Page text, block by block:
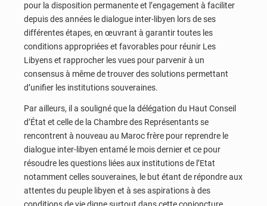
pour la disposition permanente et l’engagement à faciliter
depuis des années le dialogue inter-libyen lors de ses
différentes étapes, en œuvrant à garantir toutes les
conditions appropriées et favorables pour réunir Les
Libyens et rapprocher les vues pour parvenir à un
consensus à même de trouver des solutions permettant
d’unifier les institutions souveraines.
Par ailleurs, il a souligné que la délégation du Haut Conseil
d’État et celle de la Chambre des Représentants se
rencontrent à nouveau au Maroc frère pour reprendre le
dialogue inter-libyen entamé le mois dernier et ce pour
résoudre les questions liées aux institutions de l’Etat
notamment celles souveraines, le but étant de répondre aux
attentes du peuple libyen et à ses aspirations à des